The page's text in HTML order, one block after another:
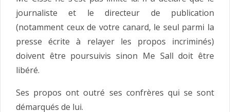
journaliste et le directeur de publication
(notamment ceux de votre canard, le seul parmi la
presse écrite à relayer les propos incriminés)
doivent être poursuivis sinon Me Sall doit être
libéré.
Ses propos ont outré ses confrères qui se sont
démarqués de lui.